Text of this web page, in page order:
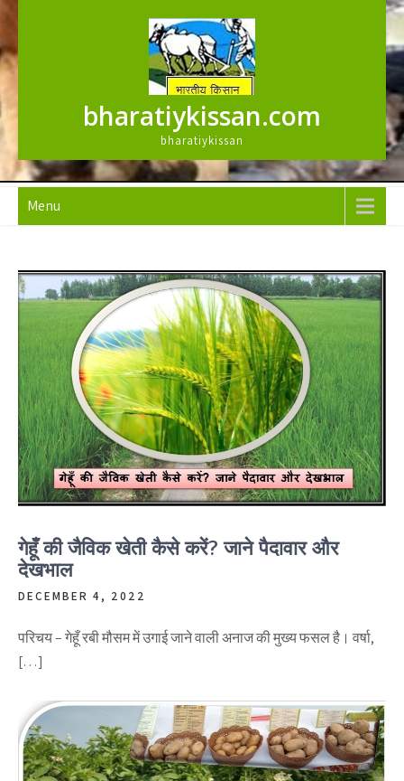
content
bharatiykissan.com
bharatiykissan
Menu
गेहूँ की जैविक खेती कैसे करें? जाने पैदावार और
देखभाल
DECEMBER 4, 2022
परिचय – गेहूँ रबी मौसम में उगाई जाने वाली अनाज की मुख्य फसल है। वर्षा,
[…]